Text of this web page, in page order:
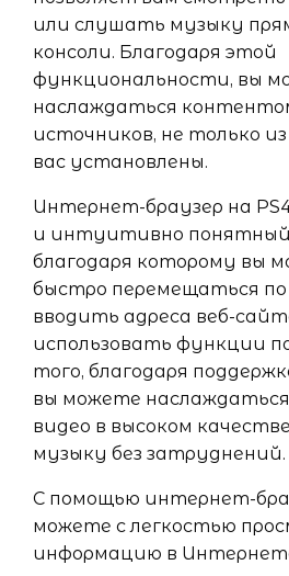
или слушать музыку
консоли. Благодаря этой
функциональности, вы
наслаждаться
источников, не только
вас установлены.
Интернет-браузер на
и интуитивно
благодаря которому вы
быстро перемещаться
вводить адреса веб-
использовать функции
того, благодаря
вы можете
видео в высоком
музыку без затруднений.
С помощью интернет-
можете с легкостью
информацию в